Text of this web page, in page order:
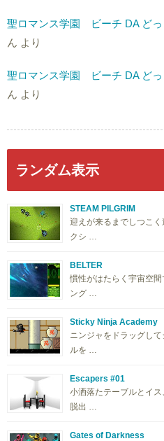
聖ロマンス学園 ビーチ DA どっ
ん より
聖ロマンス学園 ビーチ DA どっ
ん より
ランダム表示
STEAM PILGRIM
迎えが来るまでしつこ
クシ …
BELTER
慣性がはたらく宇宙空
ング …
Sticky Ninja Academy
ニンジャをドラッグし
ルを …
Escapers #01
小洒落たテーブルとイ
脱出 …
Gates of Darkness